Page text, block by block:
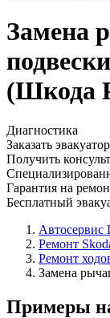
Замена
(Шкода
Диагностика
Заказать эвакуатор
Получить
Гарантия на
Бесплатный
Автосервис
Ремонт
Ремонт
Замена
Примеры